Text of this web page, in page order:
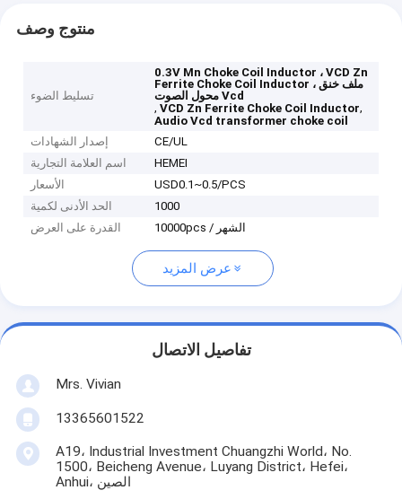
منتوج وصف
تسليط الضوء
0.3V Mn Choke Coil Inductor ، VCD Zn
Ferrite Choke Coil Inductor ، ملف خنق
محول الصوت Vcd
,VCD Zn Ferrite Choke Coil Inductor,
Audio Vcd transformer choke coil
إصدار الشهادات
CE/UL
اسم العلامة التجارية
HEMEI
الأسعار
USD0.1~0.5/PCS
الحد الأدنى لكمية
1000
القدرة على العرض
10000pcs / الشهر
عرض المزيد
تفاصيل الاتصال
Mrs. Vivian
13365601522
A19، Industrial Investment Chuangzhi World، No.
1500، Beicheng Avenue، Luyang District، Hefei،
Anhui، الصين